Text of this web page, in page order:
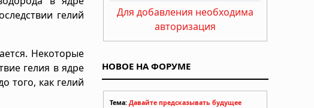
гелий
Некоторые
гелия в ядре
того, как гелий
Для добавления необходима
авторизация
НОВОЕ НА ФОРУМЕ
Тема: Давайте предсказывать будущее